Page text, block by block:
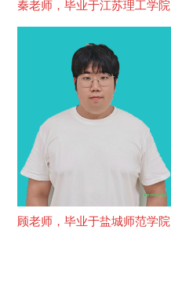
秦老师，毕业于江苏理工学院
顾老师，毕业于盐城师范学院